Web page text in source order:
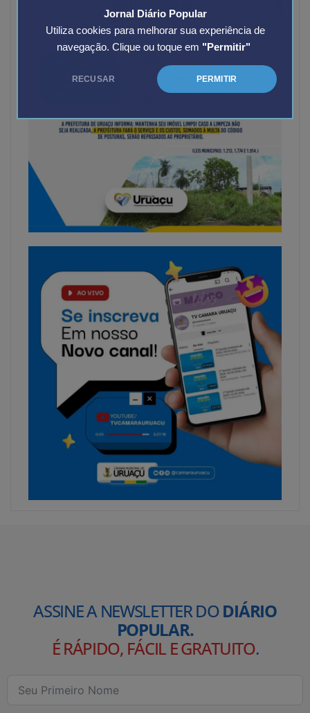
Jornal Diário Popular
Utiliza cookies para melhorar sua experiência de
navegação. Clique ou toque em "Permitir"
RECUSAR PERMITIR
ASSINE A NEWSLETTER DODIÁRIO
POPULAR.
É RÁPIDO, FÁCIL E GRATUITO.